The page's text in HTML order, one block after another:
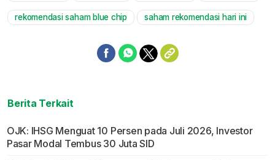
rekomendasi saham blue chip saham rekomendasi hari ini
Berita Terkait
OJK: IHSG Menguat 10 Persen pada Juli 2026, Investor
Pasar Modal Tembus 30 Juta SID